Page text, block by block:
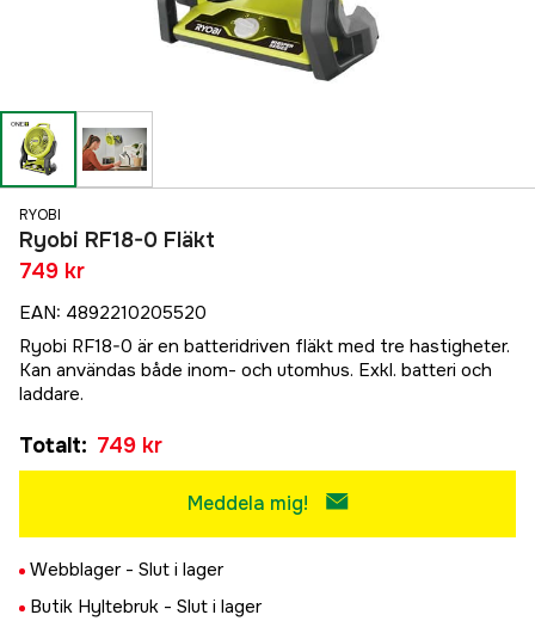
RYOBI
Ryobi RF18-0 Fläkt
749 kr
EAN: 4892210205520
Ryobi RF18-0 är en batteridriven fläkt med tre hastigheter.
Kan användas både inom- och utomhus. Exkl. batteri och
laddare.
Totalt: 749 kr
Meddela mig!
Webblager - Slut i lager
Butik Hyltebruk - Slut i lager